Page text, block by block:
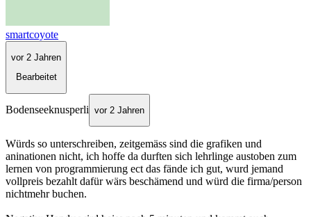
smartcoyote
vor 2 Jahren
Bearbeitet
Bodenseeknusperli vor 2 Jahren
Würds so unterschreiben, zeitgemäss sind die grafiken und
aninationen nicht, ich hoffe da durften sich lehrlinge austoben zum
lernen von programmierung ect das fände ich gut, wurd jemand
vollpreis bezahlt dafür wärs beschämend und würd die firma/person
nichtmehr buchen.